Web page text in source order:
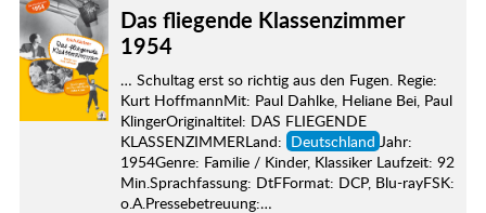
Das fliegende Klassenzimmer
1954
… Schultag erst so richtig aus den Fugen. Regie:
Kurt HoffmannMit: Paul Dahlke, Heliane Bei, Paul
KlingerOriginaltitel: DAS FLIEGENDE
KLASSENZIMMERLand: Deutschland Jahr:
1954Genre: Familie / Kinder, Klassiker Laufzeit: 92
Min.Sprachfassung: DtFFormat: DCP, Blu-rayFSK:
o.A.Pressebetreuung:…